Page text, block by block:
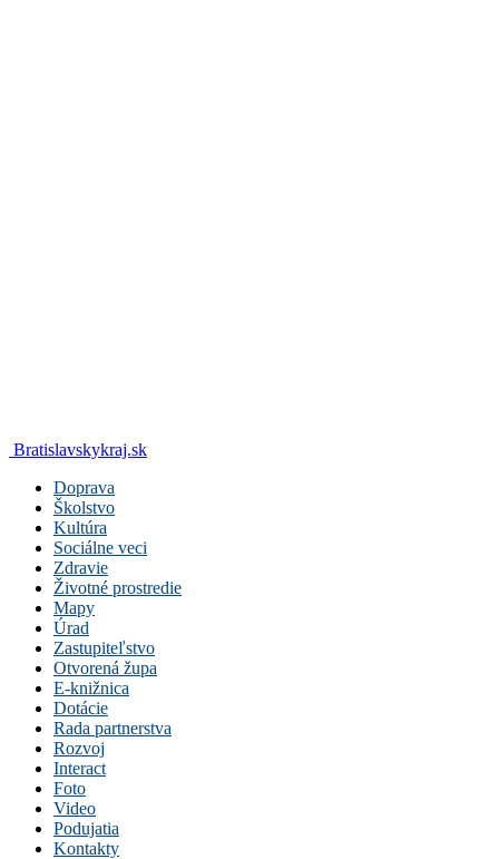
Bratislavskykraj.sk
Doprava
Školstvo
Kultúra
Sociálne veci
Zdravie
Životné prostredie
Mapy
Úrad
Zastupiteľstvo
Otvorená župa
E-knižnica
Dotácie
Rada partnerstva
Rozvoj
Interact
Foto
Video
Podujatia
Kontakty